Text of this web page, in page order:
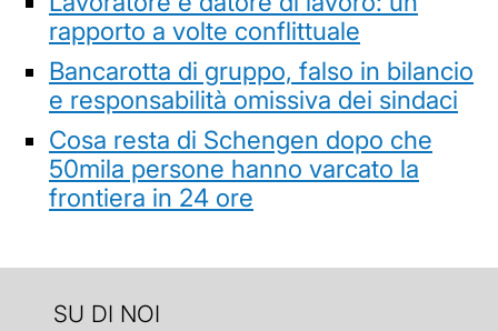
rapporto a volte conflittuale
Bancarotta di gruppo, falso in bilancio
e responsabilità omissiva dei sindaci
Cosa resta di Schengen dopo che
50mila persone hanno varcato la
frontiera in 24 ore
SU DI NOI